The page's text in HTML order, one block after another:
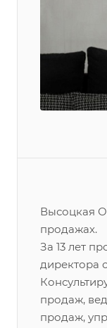
Высоцкая
продажах.
За 13 лет
директора
продаж,
продаж,